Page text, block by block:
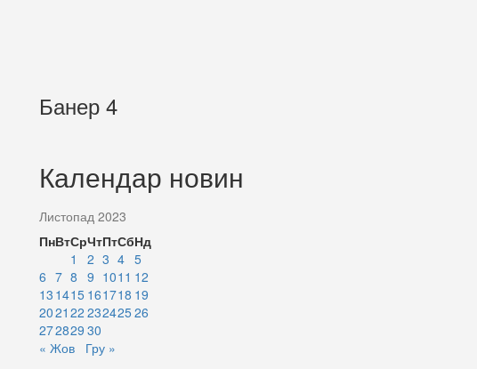
Банер 4
Календар новин
Листопад 2023
ПнВтСрЧтПтСбНд
1
2 3 4 5
6 7 8 9 1011 12
13 1415 161718 19
2021 22 23242526
272829 30
« Жов
Гру »